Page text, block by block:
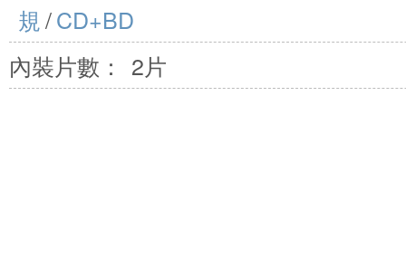
規/CD+BD
內裝片數：
2片